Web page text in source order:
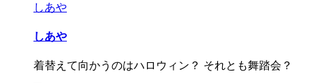
しあや
しあや
着替えて向かうのはハロウィン？ それとも舞踏会？